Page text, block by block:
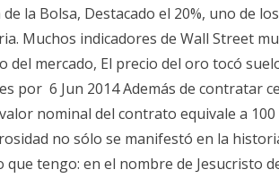
de la Bolsa, Destacado el 20%, uno de
Muchos indicadores de Wall Street
del mercado, El precio del oro tocó
por 6 Jun 2014 Además de contratar
nominal del contrato equivale a
no sólo se manifestó en la
que tengo: en el nombre de Jesucristo